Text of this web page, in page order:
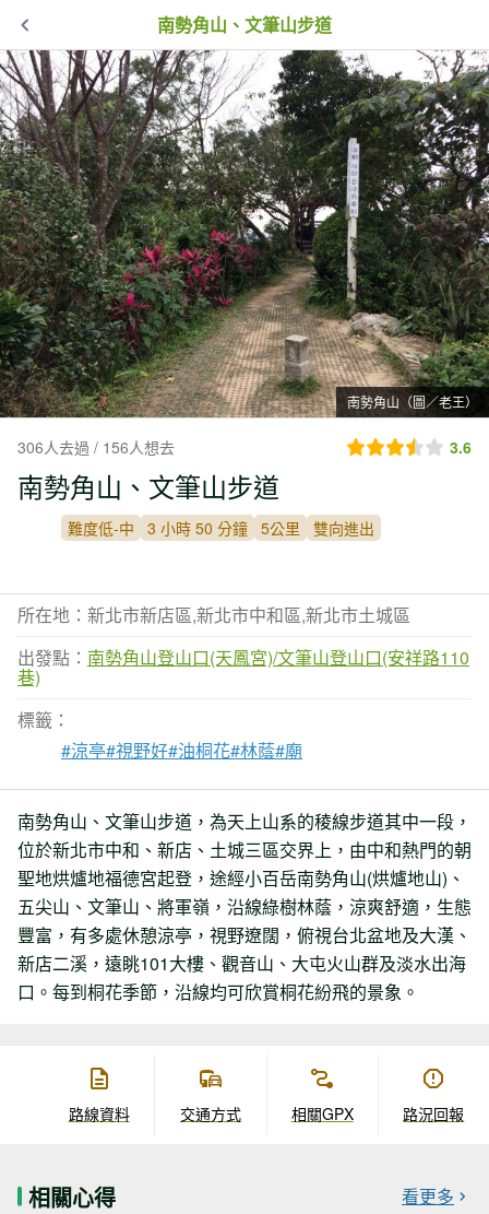
南勢角山、文筆山步道
南勢角山（圖／老王）
306人去過 / 156人想去 3.6
南勢角山、文筆山步道
難度低-中 3 小時 50 分鐘 5公里 雙向進出
所在地：新北市新店區,新北市中和區,新北市土城區
出發點： 南勢角山登山口(天鳳宮)/文筆山登山口(安祥路110
巷)
標籤：
#涼亭#視野好#油桐花#林蔭#廟
南勢角山、文筆山步道，為天上山系的稜線步道其中一段，
位於新北市中和、新店、土城三區交界上，由中和熱門的朝
聖地烘爐地福德宮起登，途經小百岳南勢角山(烘爐地山)、
五尖山、文筆山、將軍嶺，沿線綠樹林蔭，涼爽舒適，生態
豐富，有多處休憩涼亭，視野遼闊，俯視台北盆地及大漢、
新店二溪，遠眺101大樓、觀音山、大屯火山群及淡水出海
口。每到桐花季節，沿線均可欣賞桐花紛飛的景象。
路線資料 交通方式 相關GPX 路況回報
相關心得 看更多